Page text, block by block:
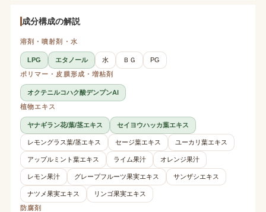
成分構成の解説
溶剤・噴射剤・水
LPG エタノール 水 ＢＧ
PG
ポリマー・皮膜形成・増粘剤
オクテニルコハク酸デンプンAl
植物エキス
ヤナギラン花/葉/茎エキス セイヨウハッカ葉エキス
レモングラス葉/茎エキス セージ葉エキス ユーカリ葉エキス
アップルミント葉エキス ライム果汁 オレンジ果汁
レモン果汁 グレープフルーツ果実エキス サンザシエキス
ナツメ果実エキス
リンゴ果実エキス
防腐剤